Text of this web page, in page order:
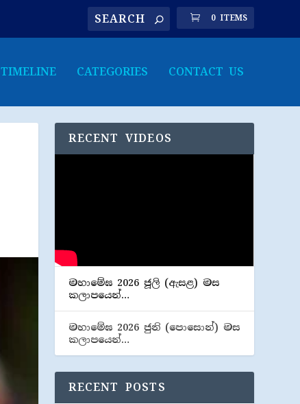
0 ITEMS
TIMELINE CATEGORIES CONTACT US
RECENT VIDEOS
මහාමේඝ 2026 ජූලි (​ඇසළ) මස
කලාපයෙන්…
මහාමේඝ 2026 ජුනි (​පොසොන්) මස
කලාපයෙන්…
RECENT POSTS